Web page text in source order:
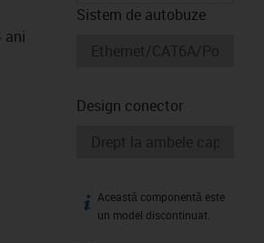
ani
Sistem de autobuze
Design conector
igus-icon-info
Această componentă este
un model discontinuat.